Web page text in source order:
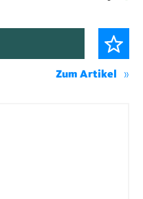
Zum Artikel